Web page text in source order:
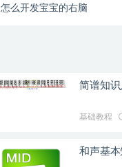
怎么开发宝宝的右脑
简谱知
基础教程
和声基本